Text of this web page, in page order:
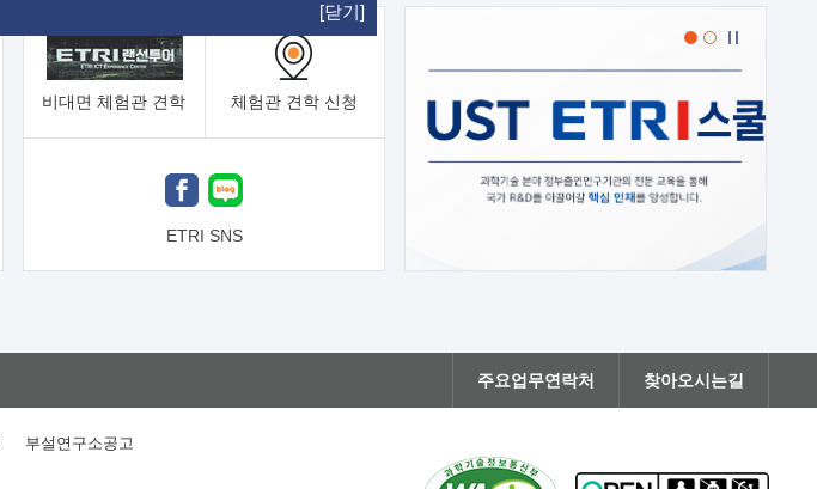
[닫기]
비대면 체험관 견학 체험관 견학 신청
ETRI SNS
주요업무연락처 찾아오시는길
부설연구소공고